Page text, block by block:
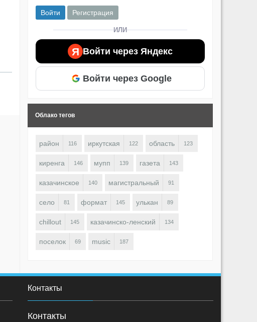
Войти Регистрация
ИЛИ
Я Войти через Яндекс
Войти через Google
Облако тегов
район 116 иркутская 122 область 123
киренга 146 мупп 139 газета 143
казачинское 140 магистральный 91
село 81 формат 145 улькан 89
chillout 145 казачинско-ленский 134
поселок 69 music 187
Контакты
Контакты